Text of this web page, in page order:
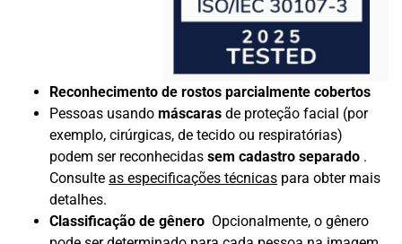
Reconhecimento de rostos parcialmente cobertos
Pessoas usando máscaras de proteção facial (por
exemplo, cirúrgicas, de tecido ou respiratórias)
podem ser reconhecidas sem cadastro separado .
Consulte as especificações técnicas para obter mais
detalhes.
Classificação de gênero Opcionalmente, o gênero